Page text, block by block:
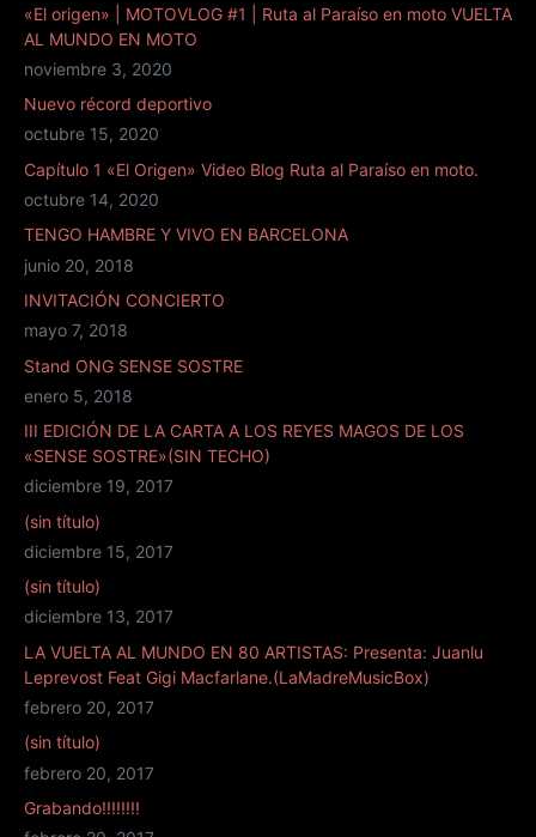
«El origen» | MOTOVLOG #1 | Ruta al Paraíso en moto VUELTA
AL MUNDO EN MOTO
noviembre 3, 2020
Nuevo récord deportivo
octubre 15, 2020
Capítulo 1 «El Origen» Video Blog Ruta al Paraíso en moto.
octubre 14, 2020
TENGO HAMBRE Y VIVO EN BARCELONA
junio 20, 2018
INVITACIÓN CONCIERTO
mayo 7, 2018
Stand ONG SENSE SOSTRE
enero 5, 2018
III EDICIÓN DE LA CARTA A LOS REYES MAGOS DE LOS
«SENSE SOSTRE»(SIN TECHO)
diciembre 19, 2017
(sin título)
diciembre 15, 2017
(sin título)
diciembre 13, 2017
LA VUELTA AL MUNDO EN 80 ARTISTAS: Presenta: Juanlu
Leprevost Feat Gigi Macfarlane.(LaMadreMusicBox)
febrero 20, 2017
(sin título)
febrero 20, 2017
Grabando!!!!!!!!